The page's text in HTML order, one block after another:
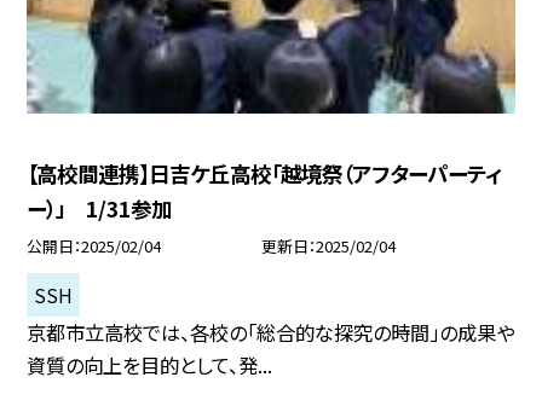
【高校間連携】日吉ケ丘高校「越境祭（アフターパーティ
ー）」 1/31参加
公開日 2025/02/04 更新日 2025/02/04
SSH
京都市立高校では、各校の「総合的な探究の時間」の成果や
資質の向上を目的として、発...